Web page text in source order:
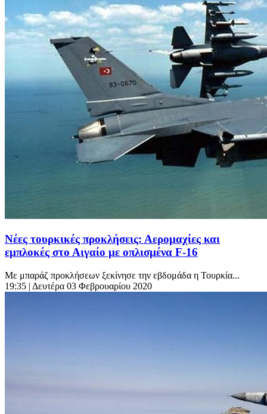
Νέες τουρκικές προκλήσεις: Αερομαχίες και
εμπλοκές στο Αιγαίο με οπλισμένα F-16
Με μπαράζ προκλήσεων ξεκίνησε την εβδομάδα η Τουρκία...
19:35 | Δευτέρα 03 Φεβρουαρίου 2020